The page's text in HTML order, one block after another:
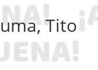
Tito